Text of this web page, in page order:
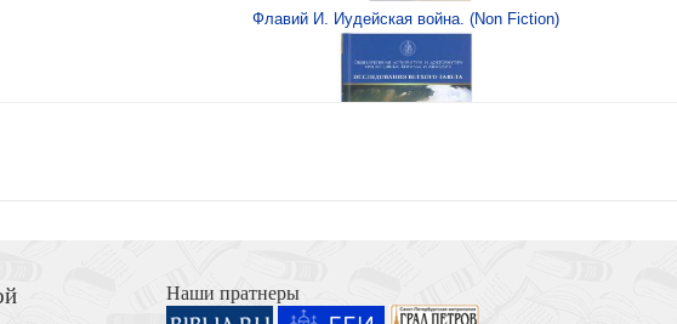
427
Флавий И. Иудейская война. (Non Fiction)
Книга Иисуса Навина
Наши пратнеры